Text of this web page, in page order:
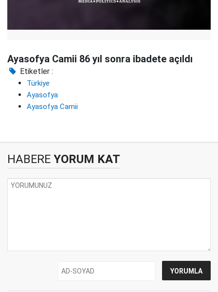
Ayasofya Camii 86 yıl sonra ibadete açıldı
Etiketler :
Türkiye
Ayasofya
Ayasofya Camii
HABERE YORUM KAT